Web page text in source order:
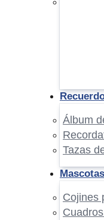
Álbum
Tazas
Mascotas
Cojines